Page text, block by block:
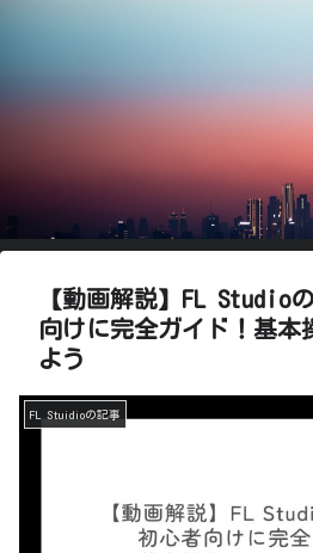
【動画解説】FL Studio
向けに完全ガイド！基本
よう
FL Stuidioの記事